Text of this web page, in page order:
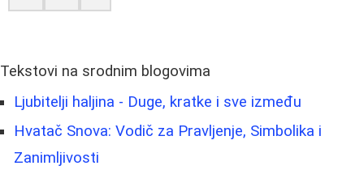
Tekstovi na srodnim blogovima
Ljubitelji haljina - Duge, kratke i sve između
Hvatač Snova: Vodič za Pravljenje, Simbolika i
Zanimljivosti